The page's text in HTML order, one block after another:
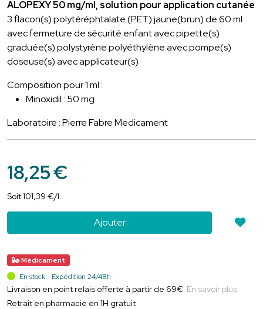
ALOPEXY 50 mg/ml, solution pour application cutanée
3 flacon(s) polytéréphtalate (PET) jaune(brun) de 60 ml
avec fermeture de sécurité enfant avec pipette(s)
graduée(s) polystyrène polyéthylène avec pompe(s)
doseuse(s) avec applicateur(s)
Composition pour 1 ml :
Minoxidil : 50 mg
Laboratoire : Pierre Fabre Medicament
18,25€
Soit101,39 €/l.
Ajouter
Médicament
En stock - Expédition 24/48h
Livraison en point relais offerte à partir de 69€ En savoir plus
Retrait en pharmacie en 1H gratuit